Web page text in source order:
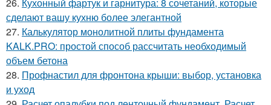
сделают вашу кухню более элегантной
27. Калькулятор монолитной плиты фундамента
KALK.PRO: простой способ рассчитать необходимый
объем бетона
28. Профнастил для фронтона крыши: выбор, установка
и уход